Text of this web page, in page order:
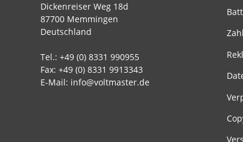
Dickenreiser Weg 18d
87700 Memmingen
Deutschland
Tel.: +49 (0) 8331 990955
Fax: +49 (0) 8331 9913343
E-Mail: info@voltmaster.de